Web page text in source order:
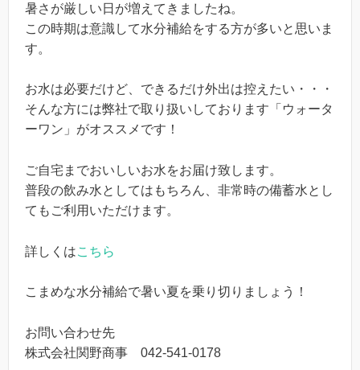
暑さが厳しい日が増えてきましたね。
この時期は意識して水分補給をする方が多いと思いま
す。
お水は必要だけど、できるだけ外出は控えたい・・・
そんな方には弊社で取り扱いしております「ウォータ
ーワン」がオススメです！
ご自宅までおいしいお水をお届け致します。
普段の飲み水としてはもちろん、非常時の備蓄水とし
てもご利用いただけます。
詳しくはこちら
こまめな水分補給で暑い夏を乗り切りましょう！
お問い合わせ先
株式会社関野商事 042-541-0178